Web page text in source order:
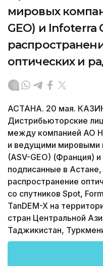
мировых
GEO) и Infoterra
оптических и
АСТАНА. 20 мая.
Дистрибьюторские
между компанией АО
и ведущими мировыми
(ASV-GEO) (Франция)
подписанные в
распространение
со спутников Spot,
TanDEM-X на
стран Центральной
Таджикистан,